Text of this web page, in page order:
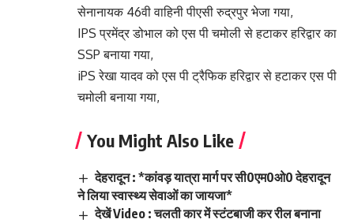
सेनानायक 46वी वाहिनी पीएसी रुद्रपुर भेजा गया,
IPS प्रमेंद्र डोभाल को एस पी चमोली से हटाकर हरिद्वार का
SSP बनाया गया,
iPS रेखा यादव को एस पी ट्रैफिक हरिद्वार से हटाकर एस पी
चमोली बनाया गया,
You Might Also Like
देहरादून : *कांवड़ यात्रा मार्ग पर सी0एम0ओ0 देहरादून
ने लिया स्वास्थ्य सेवाओं का जायजा*
देखें Video : चलती कार में स्टंटबाजी कर रील बनाना